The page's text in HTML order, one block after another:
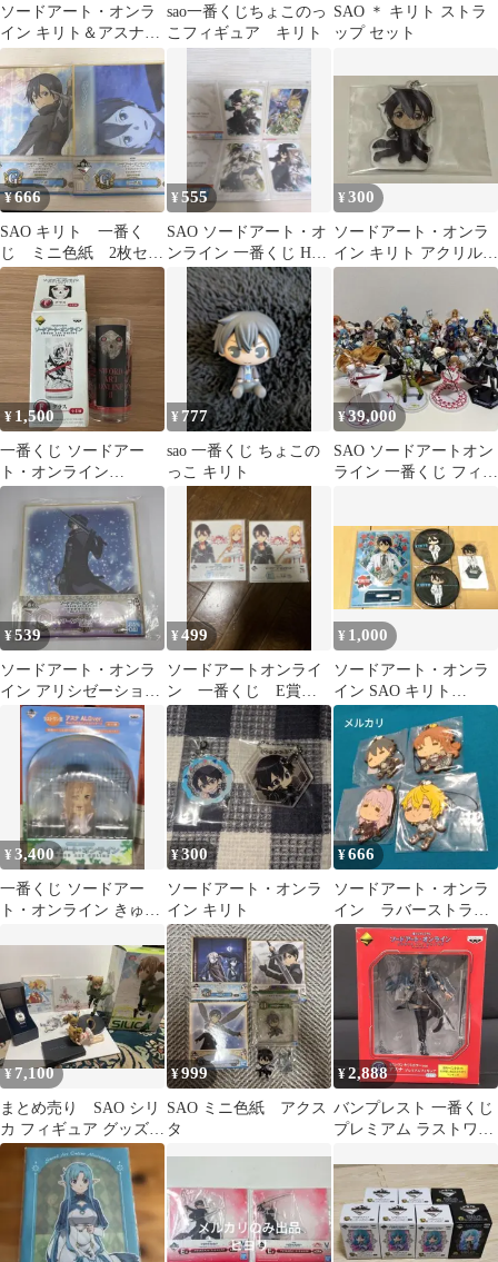
ソードアート・オンラ
イン キリト＆アスナラ
バーストラップ
sao一番くじちょこのっ
こフィギュア キリト
SAO ＊ キリト ストラ
ップ セット
¥666
SAO キリト 一番く
じ ミニ色紙 2枚セッ
ト
¥555
SAO ソードアート・オ
ンライン 一番くじ H賞
台紙付きミニポスター
4点
¥300
ソードアート・オンラ
イン キリト アクリルキ
ーホルダー
¥ 1,500
一番くじ ソードアー
ト・オンライン
STAGE2 F賞 グラス
¥ 777
sao 一番くじ ちょこの
っこ キリト
¥39,000
SAO ソードアートオン
ライン 一番くじ フィギ
¥539
ソードアート・オンラ
イン アリシゼーション
一番くじ G賞 キリト ミ
ニ色紙
¥499
ソードアートオンライ
ン 一番くじ E賞
色紙 キリト アス
ナ 2枚セット
¥ 1,000
ソードアート・オンラ
イン SAO キリト
White(ホワイト)セット
¥3,400
一番くじ ソードアー
ト・オンライン きゅん
¥300
ソードアート・オンラ
イン キリト
¥666
ソードアート・オンラ
イン ラバーストラッ
プ
¥7,100
まとめ売り SAO シリ
カ フィギュア グッズ
セット キリト 本革ブレ
スレット
¥999
SAO ミニ色紙 アクス
タ
¥2,888
バンプレスト 一番くじ
プレミアム ラストワン
ライン アスナ キリトカ
ラーVer. フィギュア
6409871